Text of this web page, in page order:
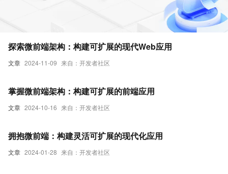
文章 2024-11-09 来自：开发者社区
探索微前端架构：构建可扩展的现代Web应用
文章 2024-10-16 来自：开发者社区
掌握微前端架构：构建可扩展的前端应用
文章 2024-01-28 来自：开发者社区
拥抱微前端：构建灵活可扩展的现代化应用